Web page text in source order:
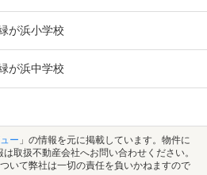
が浜小学校
が浜中学校
ー 」の情報を元に掲載しています。物件に
取扱不動産会社へお問い合わせください。
いて弊社は一切の責任を負いかねますので